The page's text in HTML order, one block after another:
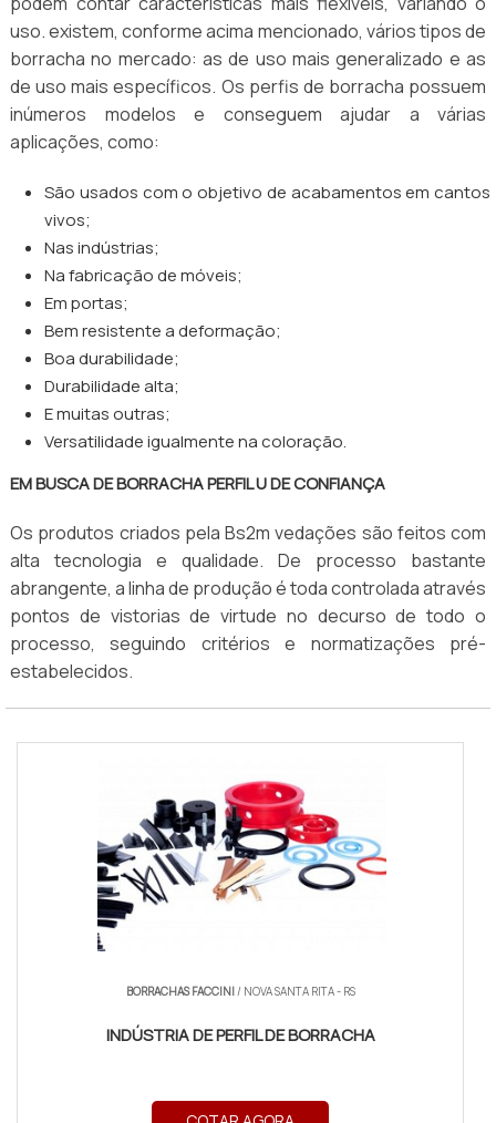
uso. existem, conforme acima mencionado, vários tipos de
borracha no mercado: as de uso mais generalizado e as
de uso mais específicos. Os perfis de borracha possuem
inúmeros modelos e conseguem ajudar a várias
aplicações, como:
São usados com o objetivo de acabamentos em cantos
vivos;
Nas indústrias;
Na fabricação de móveis;
Em portas;
Bem resistente a deformação;
Boa durabilidade;
Durabilidade alta;
E muitas outras;
Versatilidade igualmente na coloração.
EM BUSCA DE BORRACHA PERFIL U DE CONFIANÇA
Os produtos criados pela Bs2m vedações são feitos com
alta tecnologia e qualidade. De processo bastante
abrangente, a linha de produção é toda controlada através
pontos de vistorias de virtude no decurso de todo o
processo, seguindo critérios e normatizações pré-
estabelecidos.
BORRACHAS FACCINI/ NOVA SANTA RITA - RS
INDÚSTRIA DE PERFIL DE BORRACHA